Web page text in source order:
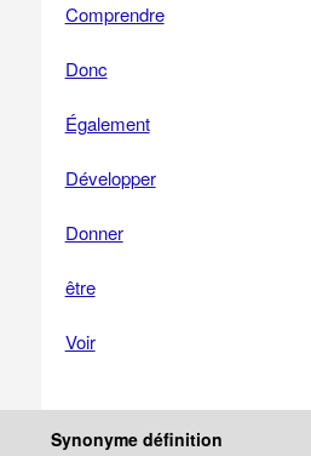
Comprendre
Donc
Également
Développer
Donner
être
Voir
Synonyme définition